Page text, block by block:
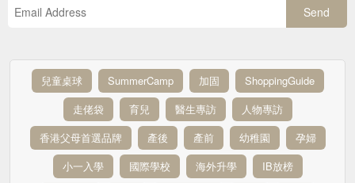
Send
兒童桌球 SummerCamp 加固
ShoppingGuide
走佬袋
育兒 醫生專訪
人物專訪
香港父母首選品牌
產後 產前 幼稚園
孕婦
小一入學
國際學校 海外升學
IB放榜